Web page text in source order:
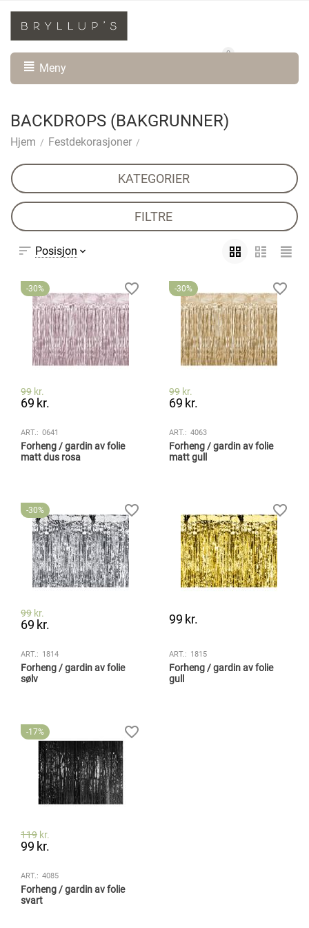
Min konto
0
Meny
BACKDROPS (BAKGRUNNER)
Hjem / Festdekorasjoner /
KATEGORIER
FILTRE
Posisjon
30%
99 kr.
69 kr.
ART.: 0641
Forheng / gardin av folie
matt dus rosa
30%
99 kr.
69 kr.
ART.: 4063
Forheng / gardin av folie
matt gull
30%
99 kr.
69 kr.
ART.: 1814
Forheng / gardin av folie
sølv
99 kr.
ART.: 1815
Forheng / gardin av folie
gull
17%
119 kr.
99 kr.
ART.: 4085
Forheng / gardin av folie
svart